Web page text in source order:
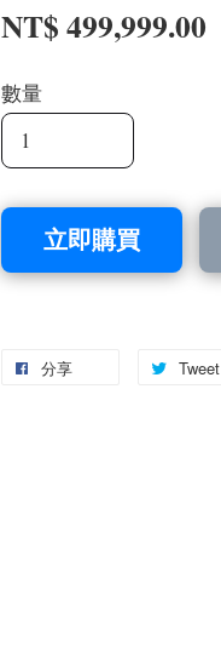
NT$ 499,999.00
數量
立即購買
分享 Tweet